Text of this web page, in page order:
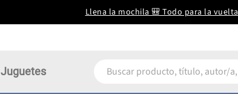
Llena la mochila 🎒 Todo para la vuelta
Juguetes